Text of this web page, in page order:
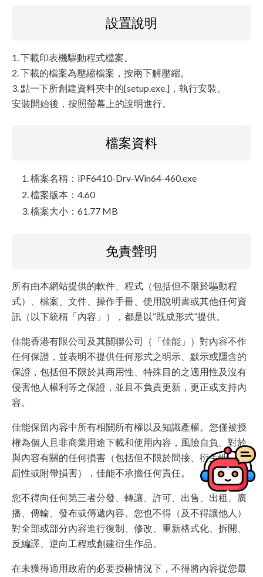
設置說明
1. 下載印表機驅動程式檔案。
2. 下載的檔案為壓縮檔案，按兩下解壓縮。
3. 點一下所創建資料夾中的[setup.exe.]，執行安裝。
安裝開始後，按照螢幕上的說明進行。
檔案資料
檔案名稱：iPF6410-Drv-Win64-460.exe
檔案版本：4.60
檔案大小：61.77 MB
免責聲明
所有由本網站提供的軟件、程式（包括但不限於驅動程
式）、檔案、文件、操作手冊、使用說明書或其他任何資
訊（以下統稱「內容」），都是以“既成形式”提供。
佳能香港有限公司及其關聯公司（「佳能」）對內容不作
任何保證，並表明不提供任何形式之明示、默示或隱含的
保證，包括但不限於其商用性、特殊目的之適用性及沒有
侵害他人權利等之保證，並且不負責更新，更正或支持內
容。
佳能保留內容中所有相關所有權以及知識產權。您僅被授
權為個人且非商業用途下載和使用內容，風險自負。對於
與內容有關的任何損害（包括但不限於間接、衍生性、懲
罰性或附帶損害），佳能不承擔任何責任。
您不得向任何第三者分發、轉讓、許可、出售、出租、廣
播、傳輸、發布或傳遞內容。您也不得（及不得讓他人）
對全部或部分內容進行復制、修改、重新格式化、拆開、
反編譯、逆向工程或創建衍生作品。
在未獲得適用政府的必要授權情況下，不得將內容從您最